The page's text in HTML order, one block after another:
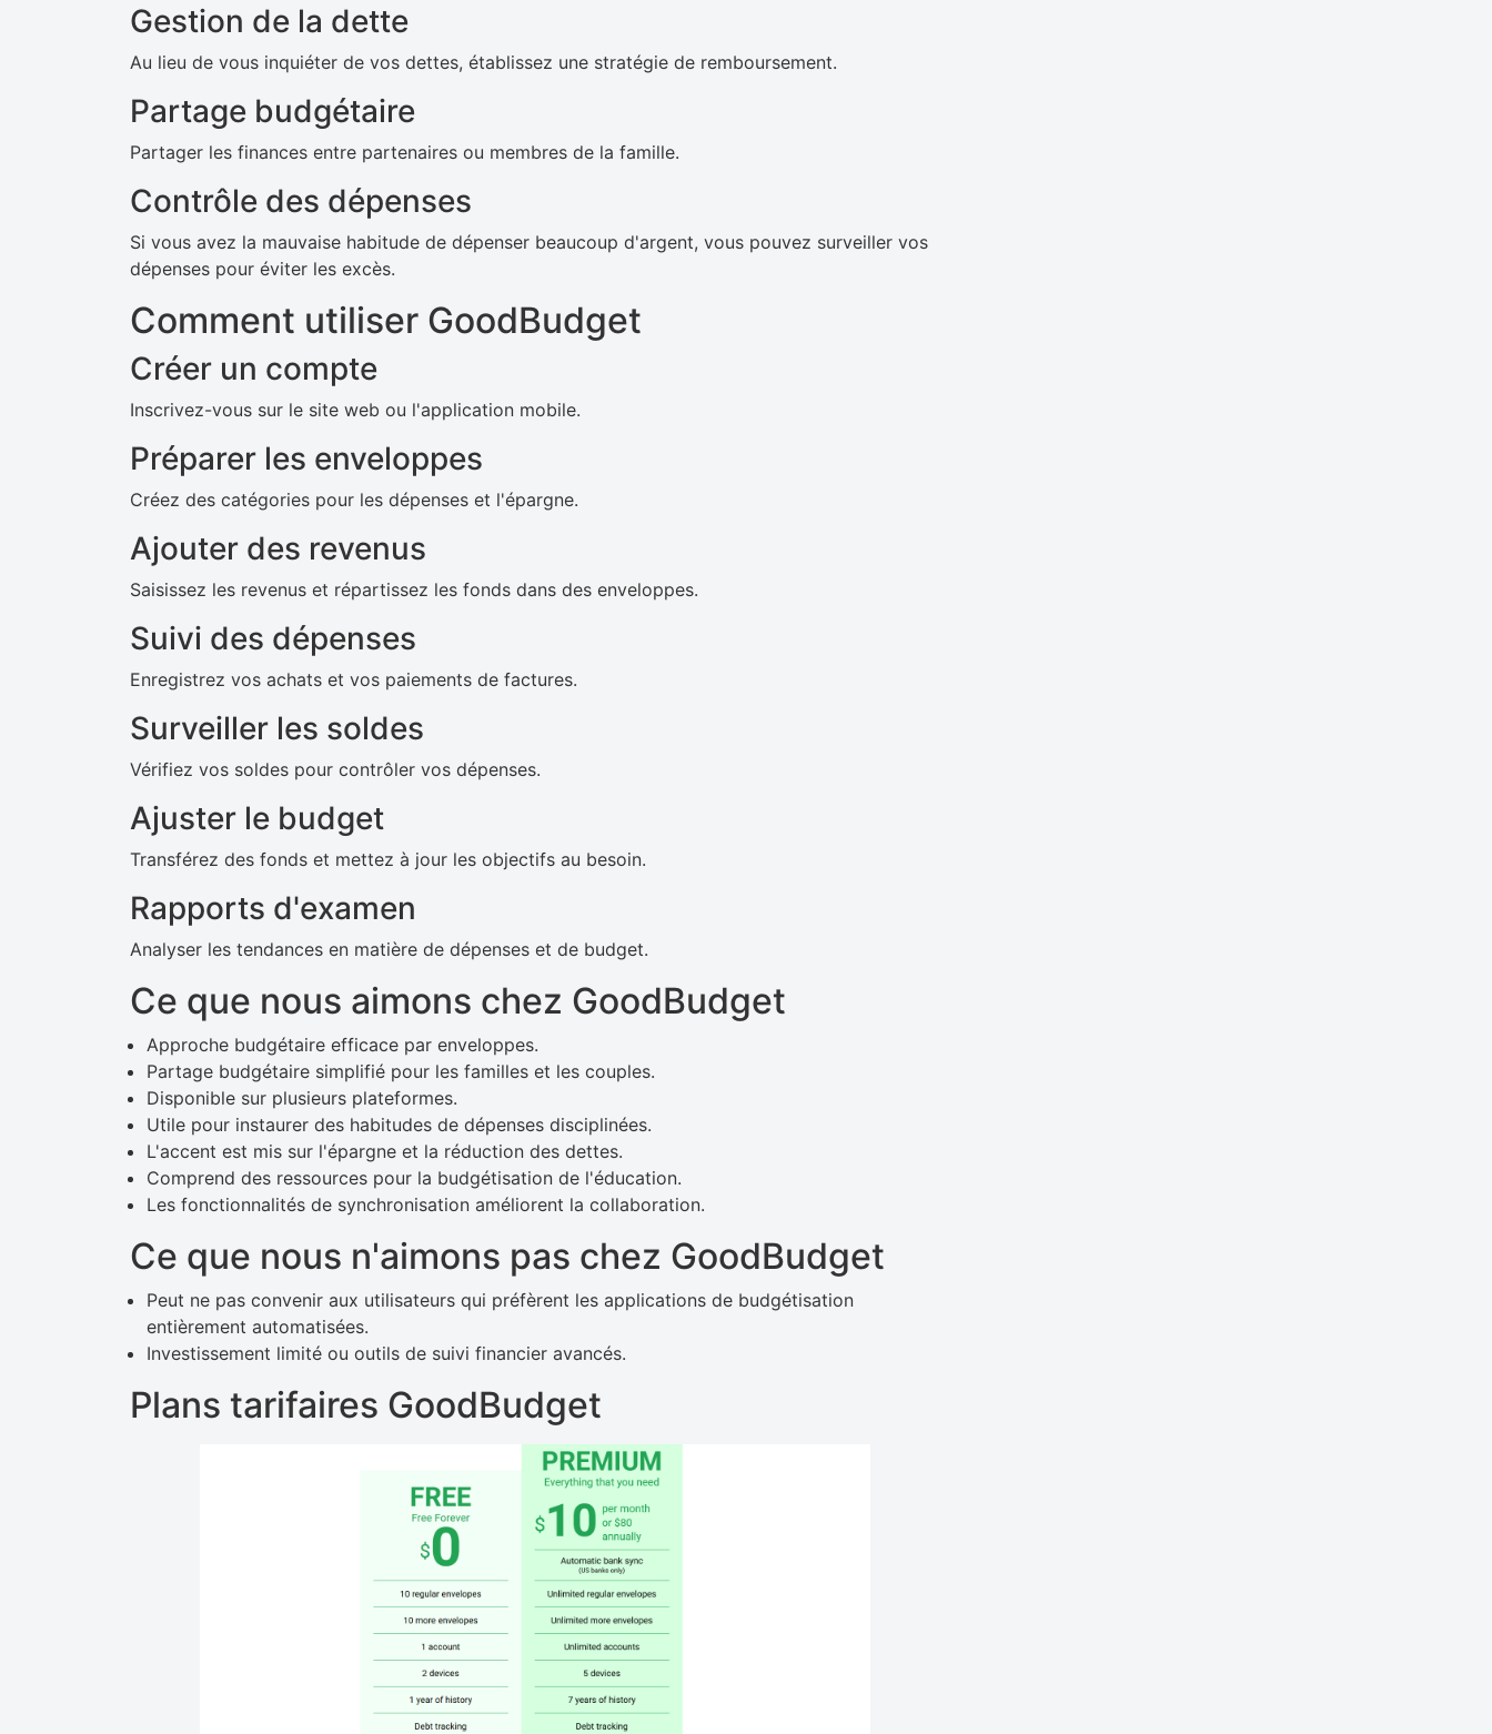
Gestion de la dette
Au lieu de vous inquiéter de vos dettes, établissez une stratégie de remboursement.
Partage budgétaire
Partager les finances entre partenaires ou membres de la famille.
Contrôle des dépenses
Si vous avez la mauvaise habitude de dépenser beaucoup d'argent, vous pouvez surveiller vos
dépenses pour éviter les excès.
Comment utiliser GoodBudget
Créer un compte
Inscrivez-vous sur le site web ou l'application mobile.
Préparer les enveloppes
Créez des catégories pour les dépenses et l'épargne.
Ajouter des revenus
Saisissez les revenus et répartissez les fonds dans des enveloppes.
Suivi des dépenses
Enregistrez vos achats et vos paiements de factures.
Surveiller les soldes
Vérifiez vos soldes pour contrôler vos dépenses.
Ajuster le budget
Transférez des fonds et mettez à jour les objectifs au besoin.
Rapports d'examen
Analyser les tendances en matière de dépenses et de budget.
Ce que nous aimons chez GoodBudget
Approche budgétaire efficace par enveloppes.
Partage budgétaire simplifié pour les familles et les couples.
Disponible sur plusieurs plateformes.
Utile pour instaurer des habitudes de dépenses disciplinées.
L'accent est mis sur l'épargne et la réduction des dettes.
Comprend des ressources pour la budgétisation de l'éducation.
Les fonctionnalités de synchronisation améliorent la collaboration.
Ce que nous n'aimons pas chez GoodBudget
Peut ne pas convenir aux utilisateurs qui préfèrent les applications de budgétisation
entièrement automatisées.
Investissement limité ou outils de suivi financier avancés.
Plans tarifaires GoodBudget